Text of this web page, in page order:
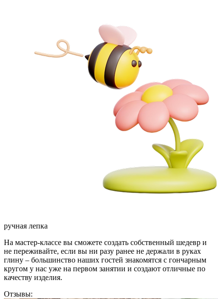
ручная лепка
На мастер-классе вы сможете создать собственный шедевр и
не переживайте, если вы ни разу ранее не держали в руках
глину – большинство наших гостей знакомятся с гончарным
кругом у нас уже на первом занятии и создают отличные по
качеству изделия.
Отзывы: